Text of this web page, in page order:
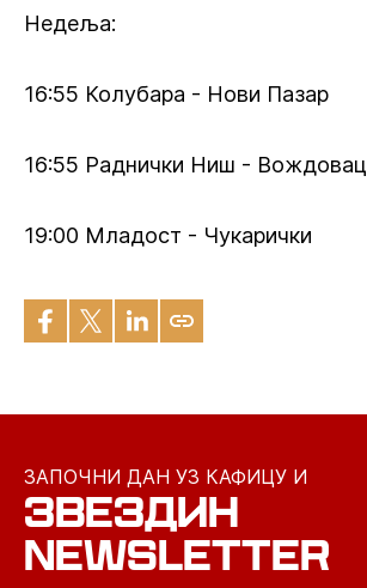
Недеља:
16:55 Колубара - Нови Пазар
16:55 Раднички Ниш - Вождовац
19:00 Младост - Чукарички
ЗАПОЧНИ ДАН УЗ КАФИЦУ И
ЗВЕЗДИН
NEWSLETTER